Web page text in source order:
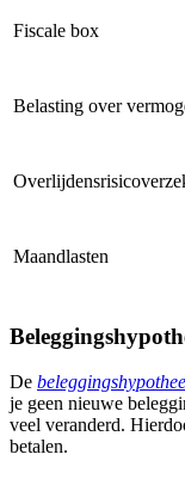
Fiscale box
Belasting over
Maandlasten
De
je geen nieuwe
veel veranderd.
betalen.